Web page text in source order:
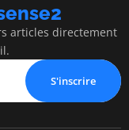
articles directement
S'inscrire